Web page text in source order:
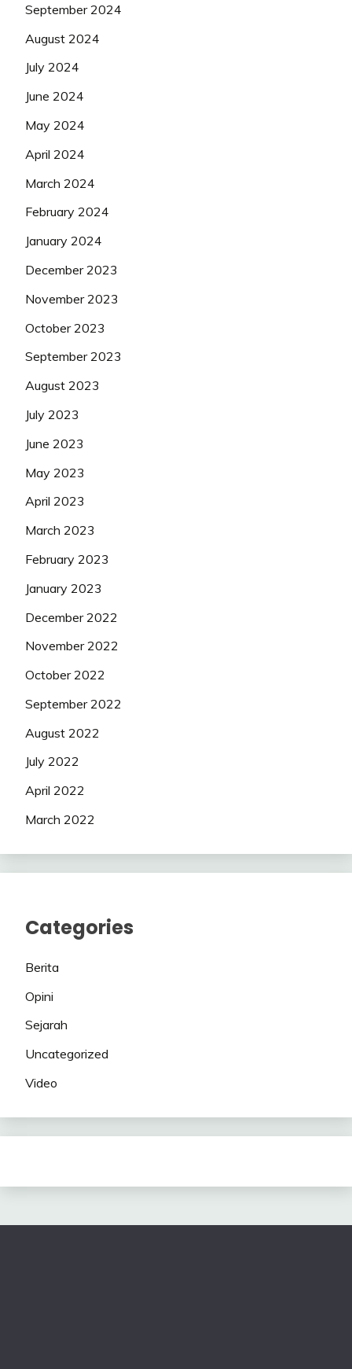
September 2024
August 2024
July 2024
June 2024
May 2024
April 2024
March 2024
February 2024
January 2024
December 2023
November 2023
October 2023
September 2023
August 2023
July 2023
June 2023
May 2023
April 2023
March 2023
February 2023
January 2023
December 2022
November 2022
October 2022
September 2022
August 2022
July 2022
April 2022
March 2022
Categories
Berita
Opini
Sejarah
Uncategorized
Video